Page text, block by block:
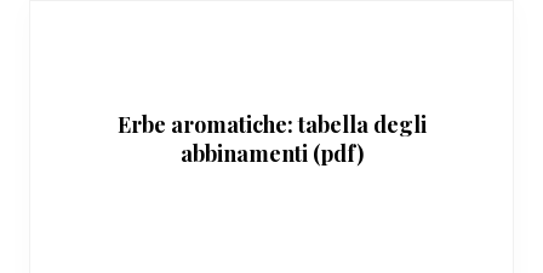
Erbe aromatiche: tabella degli
abbinamenti (pdf)